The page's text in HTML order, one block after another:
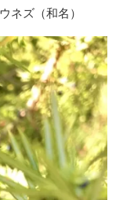
ズ（和名）